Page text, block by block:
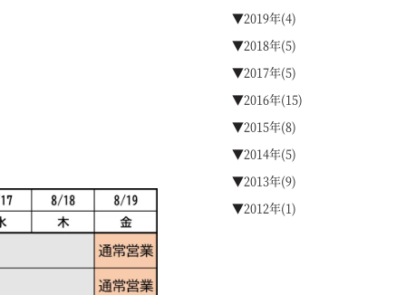
▼2019年(4)
▼2018年(5)
▼2017年(5)
▼2016年(15)
▼2015年(8)
▼2014年(5)
▼2013年(9)
▼2012年(1)